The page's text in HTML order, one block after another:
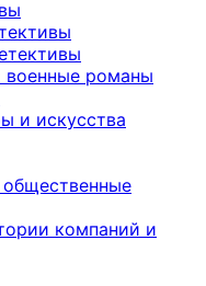
военные романы
и искусства
компаний и